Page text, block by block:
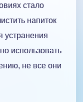
стало
напиток
устранения
использовать
не все они